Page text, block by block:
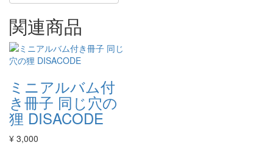
関連商品
ミニアルバム付
き冊子 同じ穴の
狸 DISACODE
¥ 3,000